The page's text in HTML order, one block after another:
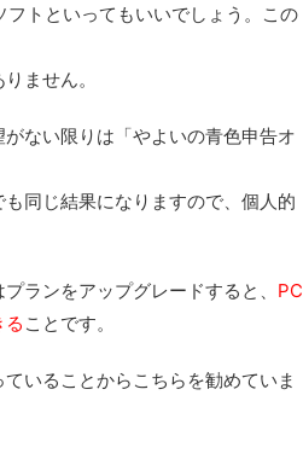
フトといってもいいでしょう。この
ません。
ない限りは「やよいの青色申告オ
同じ結果になりますので、個人的
ランをアップグレードすると、 PC
ことです。
いることからこちらを勧めていま